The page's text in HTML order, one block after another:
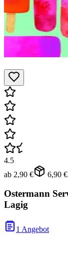
4.5
ab 2,90 € 6,90 €
Ostermann
Lagig
1 Angebot